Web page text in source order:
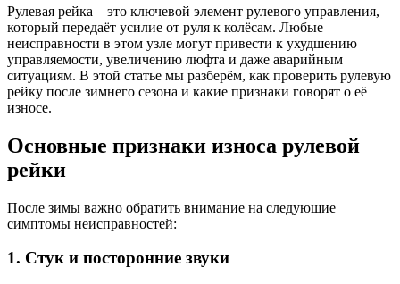
Рулевая рейка – это ключевой элемент рулевого управления,
который передаёт усилие от руля к колёсам. Любые
неисправности в этом узле могут привести к ухудшению
управляемости, увеличению люфта и даже аварийным
ситуациям. В этой статье мы разберём, как проверить рулевую
рейку после зимнего сезона и какие признаки говорят о её
износе.
Основные признаки износа рулевой
рейки
После зимы важно обратить внимание на следующие
симптомы неисправностей:
1. Стук и посторонние звуки